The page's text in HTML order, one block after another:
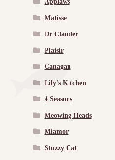
Applaws
Matisse
Dr Clauder
Plaisir
Canagan
Lily's Kitchen
4 Seasons
Meowing Heads
Miamor
Stuzzy Cat